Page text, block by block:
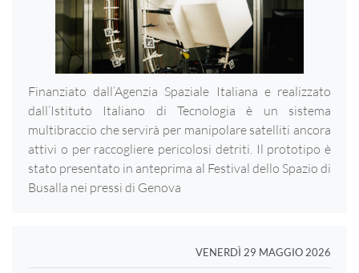
Finanziato dall’Agenzia Spaziale Italiana e realizzato
dall’Istituto Italiano di Tecnologia è un sistema
multibraccio che servirà per manipolare satelliti ancora
attivi o per raccogliere pericolosi detriti. Il prototipo è
stato presentato in anteprima al Festival dello Spazio di
Busalla nei pressi di Genova
VENERDÌ 29 MAGGIO 2026